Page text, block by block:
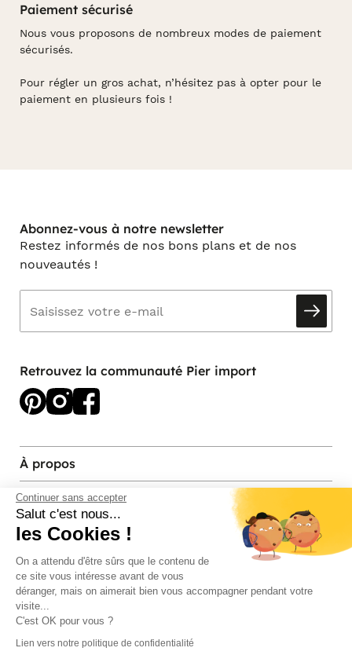
Continuer sans accepter
Salut c'est nous...
les Cookies !
On a attendu d'être sûrs que le contenu de
ce site vous intéresse avant de vous
déranger, mais on aimerait bien vous accompagner pendant votre
visite...
C'est OK pour vous ?
Lien vers notre politique de confidentialité
Paiement sécurisé
Nous vous proposons de nombreux modes de paiement
sécurisés.
Pour régler un gros achat, n’hésitez pas à opter pour le
paiement en plusieurs fois !
Abonnez-vous à notre newsletter
Restez informés de nos bons plans et de nos
nouveautés !
Retrouvez la communauté Pier import
À propos
Services et contact
Magasins et Showrooms
Modes de paiement acceptés